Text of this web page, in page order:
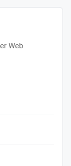
Web